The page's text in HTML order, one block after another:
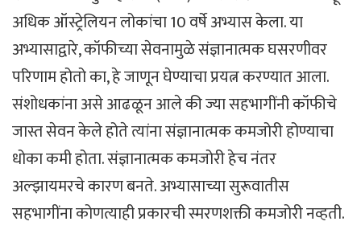
अधिक ऑस्ट्रेलियन लोकांचा 10 वर्षे अभ्यास केला. या
अभ्यासाद्वारे, कॉफीच्या सेवनामुळे संज्ञानात्मक घसरणीवर
परिणाम होतो का, हे जाणून घेण्याचा प्रयत्न करण्यात आला.
संशोधकांना असे आढळून आले की ज्या सहभागींनी कॉफीचे
जास्त सेवन केले होते त्यांना संज्ञानात्मक कमजोरी होण्याचा
धोका कमी होता. संज्ञानात्मक कमजोरी हेच नंतर
अल्झायमरचे कारण बनते. अभ्यासाच्या सुरूवातीस
सहभागींना कोणत्याही प्रकारची स्मरणशक्ती कमजोरी नव्हती.